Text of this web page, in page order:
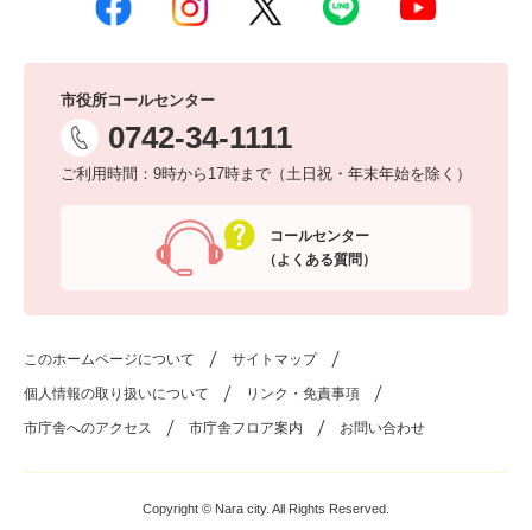
市役所コールセンター
0742-34-1111
ご利用時間：9時から17時まで（土日祝・年末年始を除く）
コールセンター
（よくある質問）
このホームページについて サイトマップ
個人情報の取り扱いについて リンク・免責事項
市庁舎へのアクセス 市庁舎フロア案内 お問い合わせ
Copyright © Nara city. All Rights Reserved.